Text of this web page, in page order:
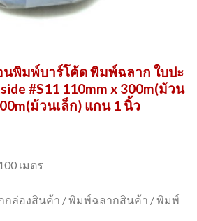
นพิมพ์บาร์โค้ด พิมพ์ฉลาก ใบปะ
#S11 110mm x 300m(ม้วน
ม้วนเล็ก) แกน 1 นิ้ว
เมตร
กล่องสินค้า / พิมพ์ฉลากสินค้า / พิมพ์